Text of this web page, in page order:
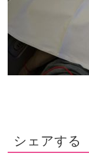
シェアする